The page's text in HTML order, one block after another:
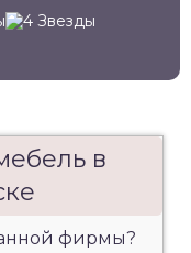
в
фирмы?